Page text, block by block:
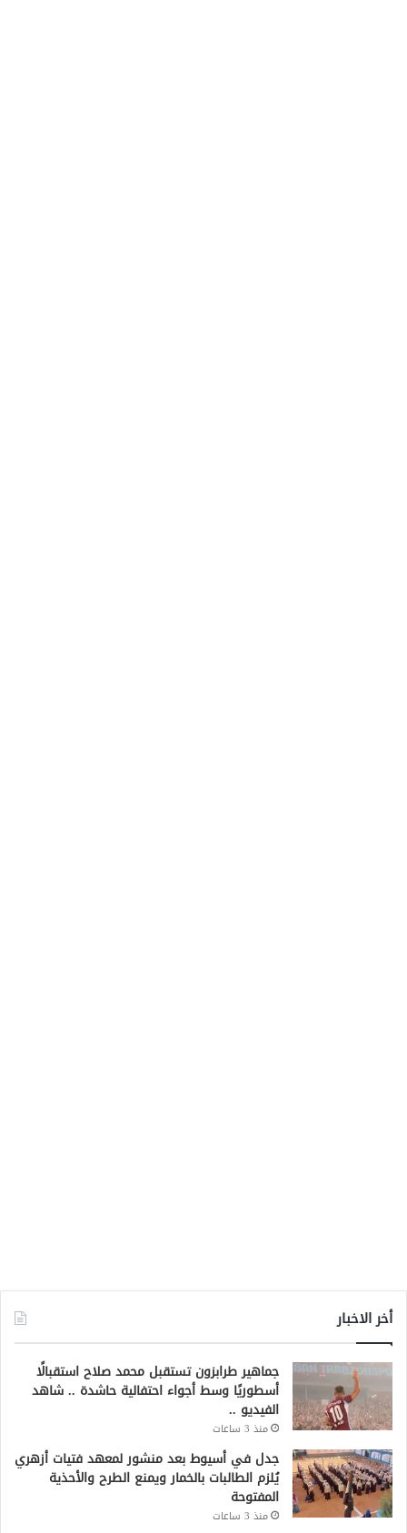
أخر الاخبار
جماهير طرابزون تستقبل محمد صلاح استقبالًا
أسطوريًا وسط أجواء احتفالية حاشدة .. شاهد
الفيديو ..
منذ 3 ساعات
جدل في أسيوط بعد منشور لمعهد فتيات أزهري
يُلزم الطالبات بالخمار ويمنع الطرح والأحذية
المفتوحة
منذ 3 ساعات